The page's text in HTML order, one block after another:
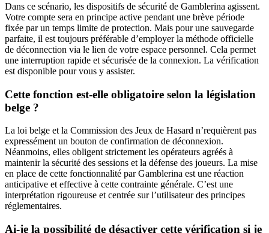
Dans ce scénario, les dispositifs de sécurité de Gamblerina agissent.
Votre compte sera en principe active pendant une brève période
fixée par un temps limite de protection. Mais pour une sauvegarde
parfaite, il est toujours préférable d’employer la méthode officielle
de déconnection via le lien de votre espace personnel. Cela permet
une interruption rapide et sécurisée de la connexion. La vérification
est disponible pour vous y assister.
Cette fonction est-elle obligatoire selon la législation
belge ?
La loi belge et la Commission des Jeux de Hasard n’requièrent pas
expressément un bouton de confirmation de déconnexion.
Néanmoins, elles obligent strictement les opérateurs agréés à
maintenir la sécurité des sessions et la défense des joueurs. La mise
en place de cette fonctionnalité par Gamblerina est une réaction
anticipative et effective à cette contrainte générale. C’est une
interprétation rigoureuse et centrée sur l’utilisateur des principes
réglementaires.
Ai-je la possibilité de désactiver cette vérification si je